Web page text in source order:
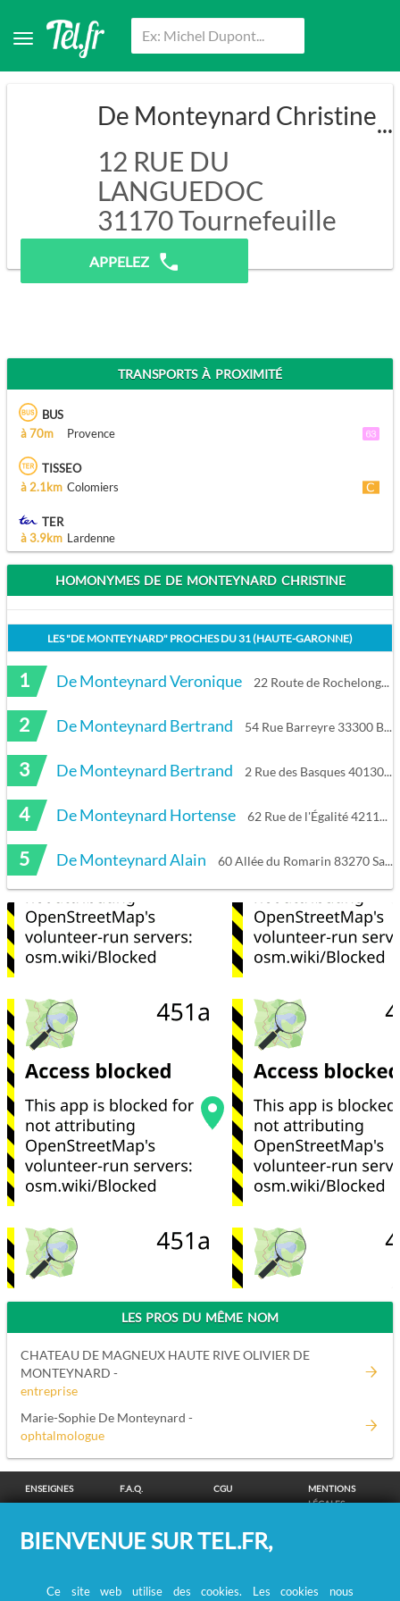
De Monteynard Christine
12 RUE DU
LANGUEDOC
31170Tournefeuille
Pas de prospection.
APPELEZ
TRANSPORTS À PROXIMITÉ
BUS
à 70m
Provence
TISSEO
à 2.1km Colomiers
TER
à 3.9km Lardenne
HOMONYMES DE DE MONTEYNARD CHRISTINE
LES "DE MONTEYNARD" PROCHES DU31 (HAUTE-GARONNE)
1 De Monteynard Veronique 22 Route de Rochelongue 34300 Agde
2 De Monteynard Bertrand 54 Rue Barreyre 33300 Bordeaux
3 De Monteynard Bertrand 2 Rue des Basques 40130 Capbreton
4 De Monteynard Hortense 62 Rue de l'Égalité 42110 Pouilly-lès-Feurs
5 De Monteynard Alain 60 Allée du Romarin 83270 Saint-Cyr-sur-Mer
LES PROS DU MÊME NOM
CHATEAU DE MAGNEUX HAUTE RIVE OLIVIER DE
MONTEYNARD -
entreprise
Marie-Sophie De Monteynard -
ophtalmologue
ENSEIGNES F.A.Q. CGU
MENTIONS
LÉGALES
CONFIDENTIALITÉ
COOKIES
CHOIX
COOKIES
RECHERCHE DE PERSONNES
BIENVENUE SUR TEL.FR,
Ce site web utilise des cookies. Les cookies nous